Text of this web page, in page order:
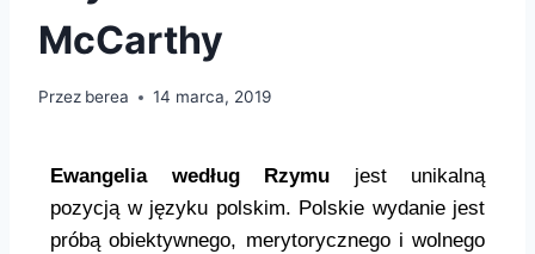
McCarthy​
Przez berea 14 marca, 2019
Ewangelia według Rzymu jest unikalną
pozycją w języku polskim. Polskie wydanie jest
próbą obiektywnego, merytorycznego i wolnego